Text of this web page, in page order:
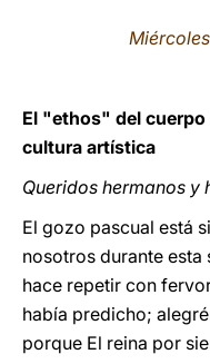
El "ethos" del cuerpo
cultura artística
Queridos hermanos y
El gozo pascual está
nosotros durante
hace repetir con
había predicho;
porque El reina por